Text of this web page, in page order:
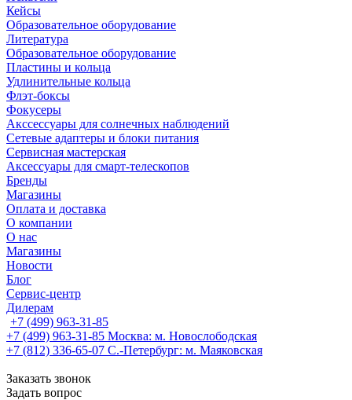
Кейсы
Образовательное оборудование
Литература
Образовательное оборудование
Пластины и кольца
Удлинительные кольца
Флэт-боксы
Фокусеры
Акссессуары для солнечных наблюдений
Сетевые адаптеры и блоки питания
Сервисная мастерская
Аксессуары для смарт-телескопов
Бренды
Магазины
Оплата и доставка
О компании
О нас
Магазины
Новости
Блог
Сервис-центр
Дилерам
+7 (499) 963-31-85
+7 (499) 963-31-85 Москва: м. Новослободская
+7 (812) 336-65-07 С.-Петербург: м. Маяковская
Заказать звонок
Задать вопрос